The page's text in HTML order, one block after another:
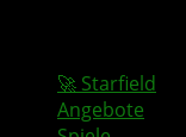
🚀 Starfield
Angebote